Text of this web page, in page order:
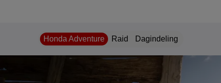
Honda Adventure Raid Dagindeling